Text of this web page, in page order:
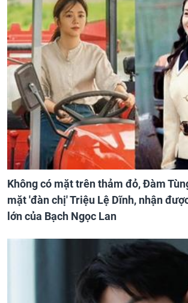
Không có mặt trên thảm đỏ, Đàm
mặt 'đàn chị' Triệu Lệ Dĩnh, nhận
lớn của Bạch Ngọc Lan